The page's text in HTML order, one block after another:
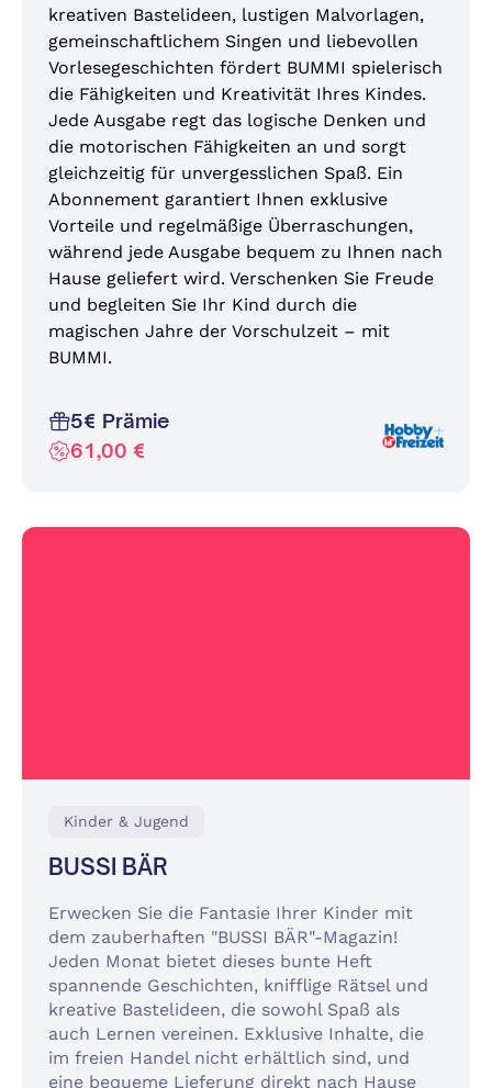
kreativen Bastelideen, lustigen Malvorlagen,
gemeinschaftlichem Singen und liebevollen
Vorlesegeschichten fördert BUMMI spielerisch
die Fähigkeiten und Kreativität Ihres Kindes.
Jede Ausgabe regt das logische Denken und
die motorischen Fähigkeiten an und sorgt
gleichzeitig für unvergesslichen Spaß. Ein
Abonnement garantiert Ihnen exklusive
Vorteile und regelmäßige Überraschungen,
während jede Ausgabe bequem zu Ihnen nach
Hause geliefert wird. Verschenken Sie Freude
und begleiten Sie Ihr Kind durch die
magischen Jahre der Vorschulzeit – mit
BUMMI.
5€ Prämie
61,00 €
Kinder & Jugend
BUSSI BÄR
Erwecken Sie die Fantasie Ihrer Kinder mit
dem zauberhaften "BUSSI BÄR"-Magazin!
Jeden Monat bietet dieses bunte Heft
spannende Geschichten, knifflige Rätsel und
kreative Bastelideen, die sowohl Spaß als
auch Lernen vereinen. Exklusive Inhalte, die
im freien Handel nicht erhältlich sind, und
eine bequeme Lieferung direkt nach Hause